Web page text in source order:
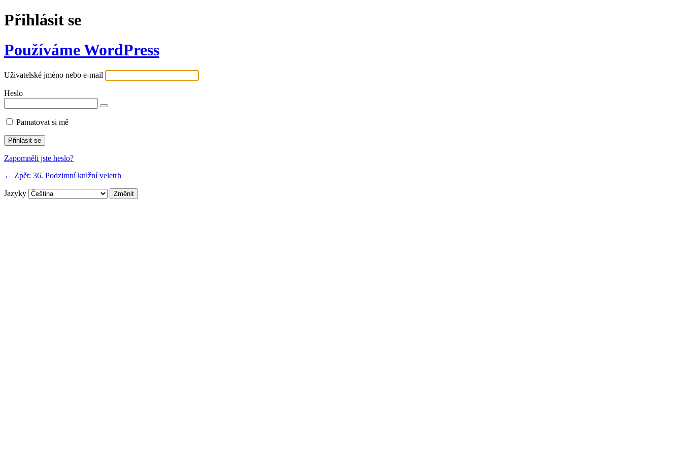
Přihlásit se
Používáme WordPress
Uživatelské jméno nebo e-mail
Heslo
Pamatovat si mě
Zapomněli jste heslo?
← Zpět: 36. Podzimní knižní veletrh
Jazyky